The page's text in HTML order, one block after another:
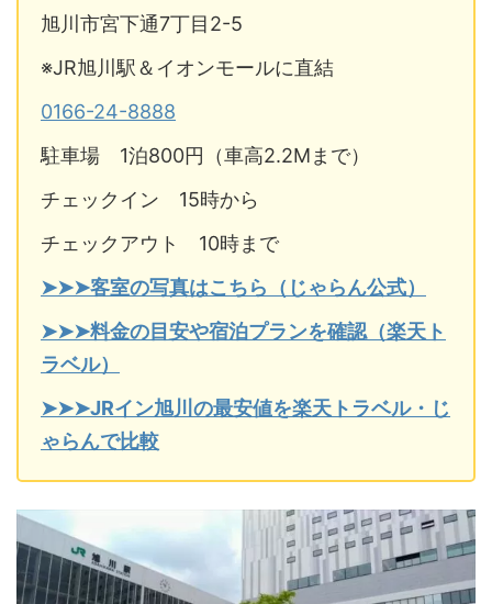
旭川市宮下通7丁目2-5
※JR旭川駅＆イオンモールに直結
0166-24-8888
駐車場 1泊800円（車高2.2Mまで）
チェックイン 15時から
チェックアウト 10時まで
➤➤➤客室の写真はこちら（じゃらん公式）
➤➤➤料金の目安や宿泊プランを確認（楽天ト
ラベル）
➤➤➤JRイン旭川の最安値を楽天トラベル・じ
ゃらんで比較